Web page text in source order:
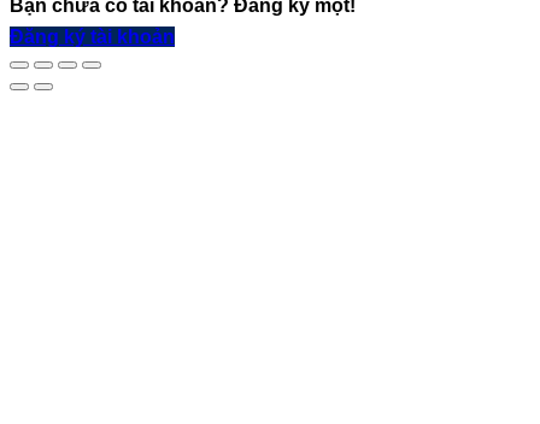
Bạn chưa có tài khoản? Đăng ký một!
Đăng ký tài khoản